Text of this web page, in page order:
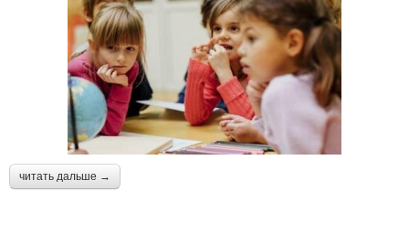
читать дальше →